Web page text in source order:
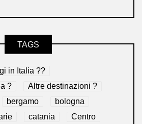
TAGS
in Italia ??
?️
Altre destinazioni ?
bergamo
bologna
catania
Centro